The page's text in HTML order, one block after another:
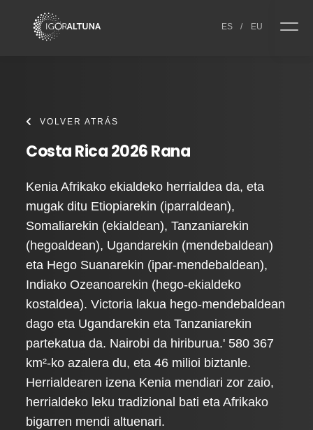
ES / EU
VOLVER ATRÁS
Costa Rica 2026 Rana
Kenia Afrikako ekialdeko herrialdea da, eta
mugak ditu Etiopiarekin (iparraldean),
Somaliarekin (ekialdean), Tanzaniarekin
(hegoaldean), Ugandarekin (mendebaldean)
eta Hego Suanarekin (ipar-mendebaldean),
Indiako Ozeanoarekin (hego-ekialdeko
kostaldea). Victoria lakua hego-mendebaldean
dago eta Ugandarekin eta Tanzaniarekin
partekatua da. Nairobi da hiriburua.' 580 367
km²-ko azalera du, eta 46 milioi biztanle.
Herrialdearen izena Kenia mendiari zor zaio,
herrialdeko leku tradizional bati eta Afrikako
bigarren mendi altuenari.